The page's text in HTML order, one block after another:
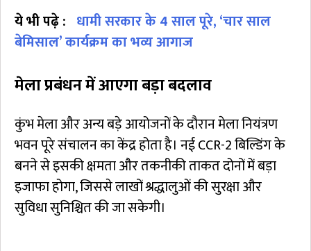
ये भी पढ़े : धामी सरकार के 4 साल पूरे, ‘चार साल
बेमिसाल’ कार्यक्रम का भव्य आगाज
मेला प्रबंधन में आएगा बड़ा बदलाव
कुंभ मेला और अन्य बड़े आयोजनों के दौरान मेला नियंत्रण
भवन पूरे संचालन का केंद्र होता है। नई CCR-2 बिल्डिंग के
बनने से इसकी क्षमता और तकनीकी ताकत दोनों में बड़ा
इजाफा होगा, जिससे लाखों श्रद्धालुओं की सुरक्षा और
सुविधा सुनिश्चित की जा सकेगी।